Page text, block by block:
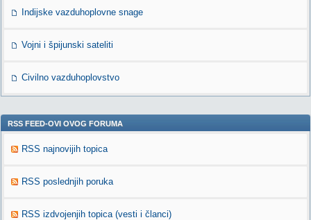
Indijske vazduhoplovne snage
Vojni i špijunski sateliti
Civilno vazduhoplovstvo
RSS FEED-OVI OVOG FORUMA
RSS najnovijih topica
RSS poslednjih poruka
RSS izdvojenjih topica (vesti i članci)